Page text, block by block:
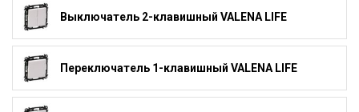
Выключатель 2-клавишный VALENA LIFE
Переключатель 1-клавишный VALENA LIFE